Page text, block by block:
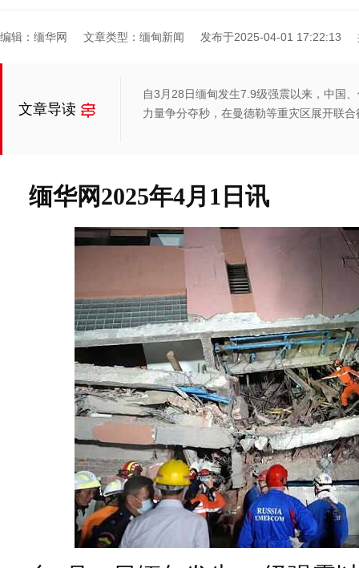
编辑：缅华网 文章类型：缅甸新闻 发布于2025-04-01 17:22:13
文章导读
自3月28日缅甸发生7.9级强震以来，中国
力量争分夺秒，在曼德勒等重灾区展开联
缅华网2025年4月1日讯